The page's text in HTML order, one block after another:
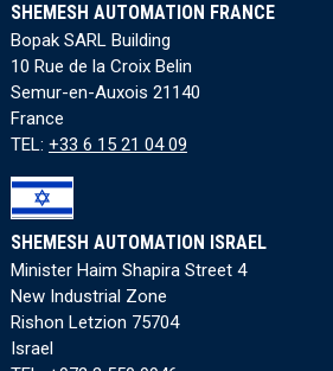
SHEMESH AUTOMATION FRANCE
Bopak SARL Building
10 Rue de la Croix Belin
Semur-en-Auxois 21140
France
TEL: +33 6 15 21 04 09
SHEMESH AUTOMATION ISRAEL
Minister Haim Shapira Street 4
New Industrial Zone
Rishon Letzion 75704
Israel